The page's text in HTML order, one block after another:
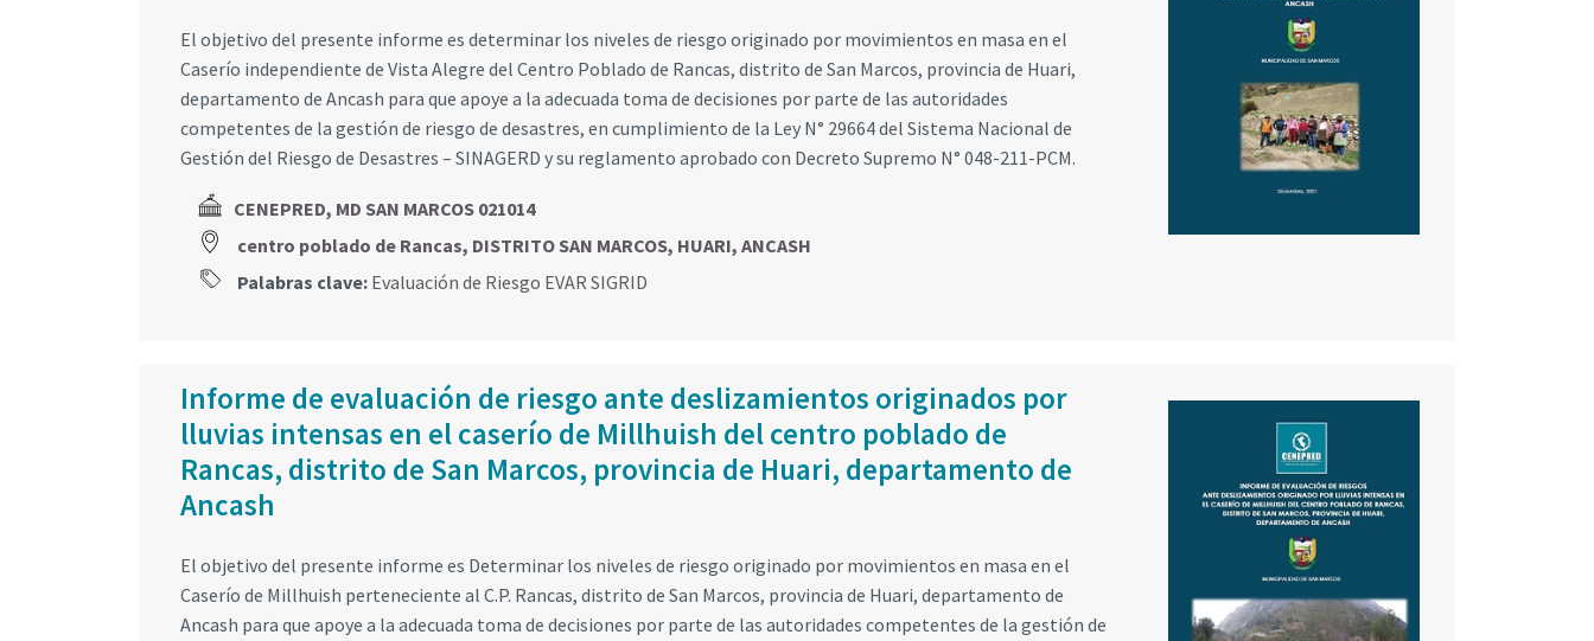
El objetivo del presente informe es determinar los niveles de riesgo originado por movimientos en masa en el
Caserío independiente de Vista Alegre del Centro Poblado de Rancas, distrito de San Marcos, provincia de Huari,
departamento de Ancash para que apoye a la adecuada toma de decisiones por parte de las autoridades
competentes de la gestión de riesgo de desastres, en cumplimiento de la Ley N° 29664 del Sistema Nacional de
Gestión del Riesgo de Desastres – SINAGERD y su reglamento aprobado con Decreto Supremo N° 048-211-PCM.
CENEPRED, MD SAN MARCOS 021014
centro poblado de Rancas, DISTRITO SAN MARCOS, HUARI, ANCASH
Palabras clave: Evaluación de Riesgo EVAR SIGRID
Informe de evaluación de riesgo ante deslizamientos originados por
lluvias intensas en el caserío de Millhuish del centro poblado de
Rancas, distrito de San Marcos, provincia de Huari, departamento de
Ancash
El objetivo del presente informe es Determinar los niveles de riesgo originado por movimientos en masa en el
Caserío de Millhuish perteneciente al C.P. Rancas, distrito de San Marcos, provincia de Huari, departamento de
Ancash para que apoye a la adecuada toma de decisiones por parte de las autoridades competentes de la gestión de